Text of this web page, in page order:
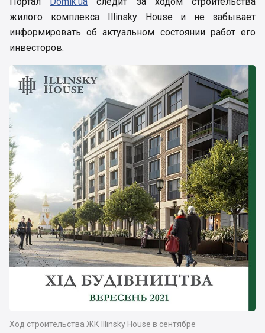
жилого комплекса Illinsky House и не забывает
информировать об актуальном состоянии работ его
инвесторов.
Ход строительства ЖК Illinsky House в сентябре